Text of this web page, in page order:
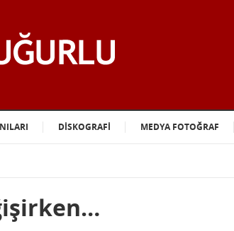
DİSKOGRAFİ MEDYA FOTOĞRAF